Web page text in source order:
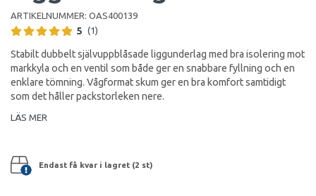
ARTIKELNUMMER: OAS400139
5 (1)
Stabilt dubbelt självuppblåsade liggunderlag med bra isolering mot
markkyla och en ventil som både ger en snabbare fyllning och en
enklare tömning. Vågformat skum ger en bra komfort samtidigt
som det håller packstorleken nere.
LÄS MER
Endast få kvar i lagret (2 st)